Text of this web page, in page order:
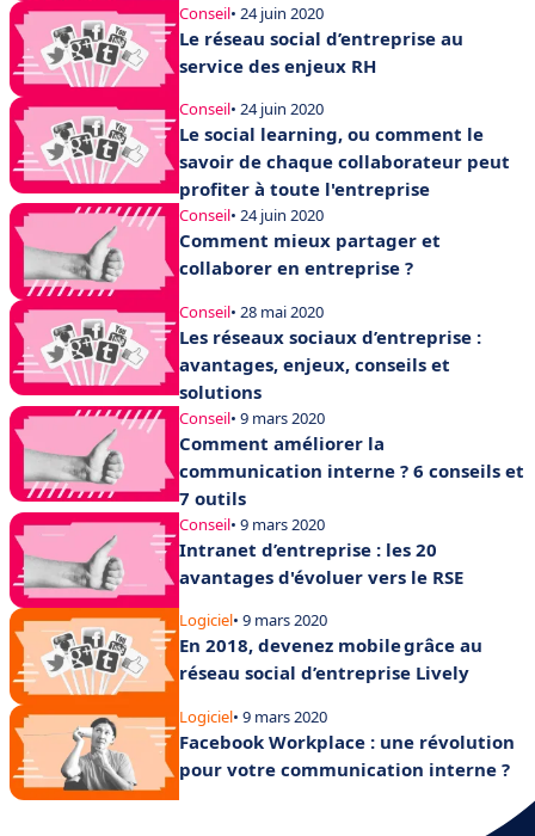
Conseil• 24 juin 2020
Le réseau social d’entreprise au
service des enjeux RH
Conseil• 24 juin 2020
Le social learning, ou comment le
savoir de chaque collaborateur peut
profiter à toute l'entreprise
Conseil• 24 juin 2020
Comment mieux partager et
collaborer en entreprise ?
Conseil• 28 mai 2020
Les réseaux sociaux d’entreprise :
avantages, enjeux, conseils et
solutions
Conseil• 9 mars 2020
Comment améliorer la
communication interne ? 6 conseils et
7 outils
Conseil• 9 mars 2020
Intranet d’entreprise : les 20
avantages d'évoluer vers le RSE
Logiciel• 9 mars 2020
En 2018, devenez mobile grâce au
réseau social d’entreprise Lively
Logiciel• 9 mars 2020
Facebook Workplace : une révolution
pour votre communication interne ?